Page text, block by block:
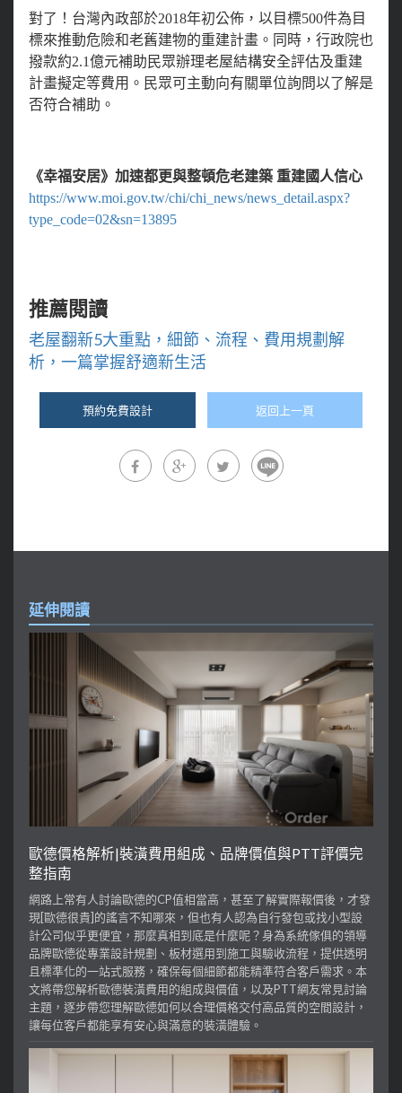
對了！台灣內政部於2018年初公佈，以目標500件為目
標來推動危險和老舊建物的重建計畫。同時，行政院也
撥款約2.1億元補助民眾辦理老屋結構安全評估及重建
計畫擬定等費用。民眾可主動向有關單位詢問以了解是
否符合補助。
《幸福安居》加速都更與整頓危老建築 重建國人信心
https://www.moi.gov.tw/chi/chi_news/news_detail.aspx?
type_code=02&sn=13895
推薦閱讀
老屋翻新5大重點，細節、流程、費用規劃解
析，一篇掌握舒適新生活
預約免費設計 返回上一頁
延伸閱讀
歐德價格解析|裝潢費用組成、品牌價值與PTT評價完
整指南
網路上常有人討論歐德的CP值相當高，甚至了解實際報價後，才發
現[歐德很貴]的謠言不知哪來，但也有人認為自行發包或找小型設
計公司似乎更便宜，那麼真相到底是什麼呢？身為系統傢俱的領導
品牌歐德從專業設計規劃、板材選用到施工與驗收流程，提供透明
且標準化的一站式服務，確保每個細節都能精準符合客戶需求。本
文將帶您解析歐德裝潢費用的組成與價值，以及PTT網友常見討論
主題，逐步帶您理解歐德如何以合理價格交付高品質的空間設計，
讓每位客戶都能享有安心與滿意的裝潢體驗。